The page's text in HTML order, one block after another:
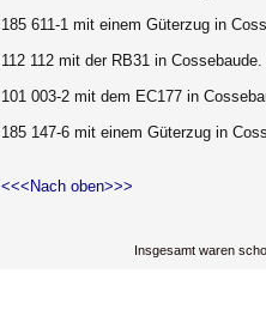
185 611-1 mit einem Güterzug in
112 112 mit der RB31 in
101 003-2 mit dem EC177 in
185 147-6 mit einem Güterzug in
<<<Nach oben>>>
Insgesamt waren